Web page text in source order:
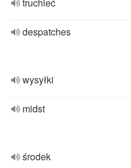
despatches
wysyłki
midst
środek